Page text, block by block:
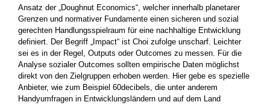
Ansatz der „Doughnut Economics“, welcher innerhalb planetarer
Grenzen und normativer­ Fundamente einen sicheren und sozial
gerechten Handlungsspielraum für eine nachhaltige Entwicklung
definiert. Der Begriff ­„Impact“ ist Choi zufolge unscharf. Leichter
sei es in der Regel, ­Outputs oder Outcomes zu messen. Für die
Analyse sozialer­ ­Outcomes sollten empirische Daten möglichst
direkt von den Zielgruppen erhoben werden. Hier gebe es spezielle
Anbieter, wie zum Beispiel 60decibels, die unter anderem
Handyumfragen in Entwicklungsländern und auf dem Land